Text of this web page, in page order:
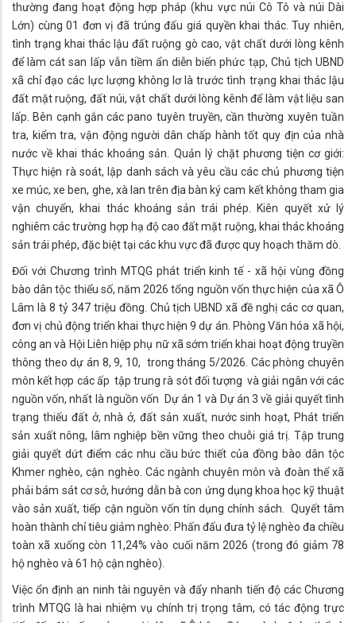
thường đang hoạt động hợp pháp (khu vực núi Cô Tô và núi Dài
Lớn) cùng 01 đơn vị đã trúng đấu giá quyền khai thác. Tuy nhiên,
tình trạng khai thác lậu đất ruộng gò cao, vật chất dưới lòng kênh
để làm cát san lấp vẫn tiềm ẩn diễn biến phức tạp, Chủ tịch UBND
xã chỉ đạo các lực lượng không lơ là trước tình trạng khai thác lậu
đất mặt ruộng, đất núi, vật chất dưới lòng kênh để làm vật liệu san
lấp. Bên cạnh gắn các pano tuyên truyền, cần thường xuyên tuần
tra, kiểm tra, vận động người dân chấp hành tốt quy địn của nhà
nước về khai thác khoáng sản. Quản lý chặt phương tiện cơ giới:
Thực hiện rà soát, lập danh sách và yêu cầu các chủ phương tiện
xe múc, xe ben, ghe, xà lan trên địa bàn ký cam kết không tham gia
vận chuyển, khai thác khoáng sản trái phép. Kiên quyết xử lý
nghiêm các trường hợp hạ độ cao đất mặt ruộng, khai thác khoáng
sản trái phép, đặc biệt tại các khu vực đã được quy hoạch thăm dò.
Đối với Chương trình MTQG phát triển kinh tế - xã hội vùng đồng
bào dân tộc thiểu số, năm 2026 tổng nguồn vốn thực hiện của xã Ô
Lâm là 8 tỷ 347 triệu đồng. Chủ tịch UBND xã đề nghị các cơ quan,
đơn vị chủ động triển khai thực hiện 9 dự án. Phòng Văn hóa xã hội,
công an và Hội Liên hiệp phụ nữ xã sớm triển khai hoạt động truyền
thông theo dự án 8, 9, 10, trong tháng 5/2026. Các phòng chuyên
môn kết hợp các ấp tập trung rà sót đối tượng và giải ngân với các
nguồn vốn, nhất là nguồn vốn Dự án 1 và Dự án 3 về giải quyết tình
trạng thiếu đất ở, nhà ở, đất sản xuất, nước sinh hoạt, Phát triển
sản xuất nông, lâm nghiệp bền vững theo chuỗi giá trị. Tập trung
giải quyết dứt điểm các nhu cầu bức thiết của đồng bào dân tộc
Khmer nghèo, cận nghèo. Các ngành chuyên môn và đoàn thể xã
phải bám sát cơ sở, hướng dẫn bà con ứng dụng khoa học kỹ thuật
vào sản xuất, tiếp cận nguồn vốn tín dụng chính sách. Quyết tâm
hoàn thành chỉ tiêu giảm nghèo: Phấn đấu đưa tỷ lệ nghèo đa chiều
toàn xã xuống còn 11,24% vào cuối năm 2026 (trong đó giảm 78
hộ nghèo và 61 hộ cận nghèo).
Việc ổn định an ninh tài nguyên và đẩy nhanh tiến độ các Chương
trình MTQG là hai nhiệm vụ chính trị trọng tâm, có tác động trực